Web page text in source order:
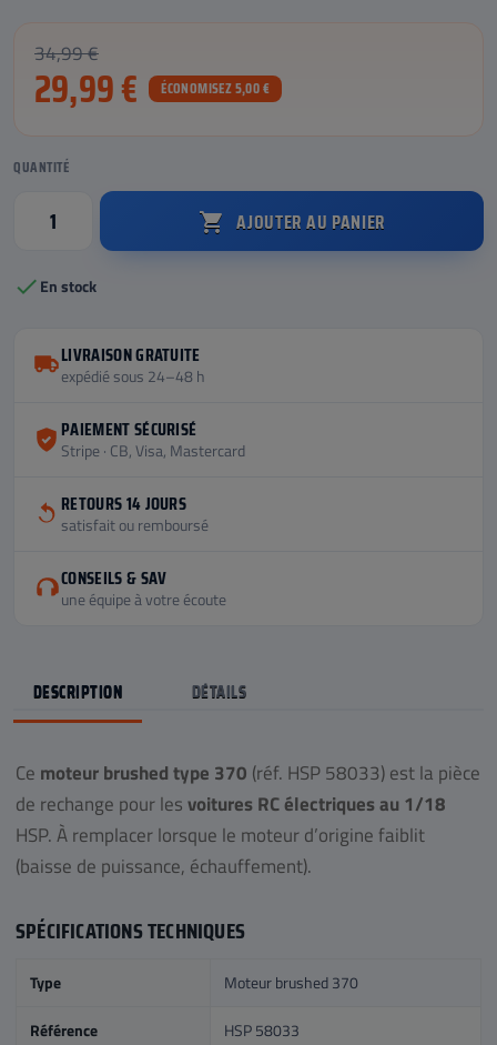
34,99 €
29,99 € ÉCONOMISEZ 5,00 €
QUANTITÉ
 AJOUTER AU PANIER
En stock
LIVRAISON GRATUITE
expédié sous 24–48 h
PAIEMENT SÉCURISÉ
Stripe · CB, Visa, Mastercard
RETOURS 14 JOURS
satisfait ou remboursé
CONSEILS & SAV
une équipe à votre écoute
DESCRIPTION DÉTAILS
Ce moteur brushed type 370 (réf. HSP 58033) est la pièce
de rechange pour les voitures RC électriques au 1/18
HSP. À remplacer lorsque le moteur d’origine faiblit
(baisse de puissance, échauffement).
SPÉCIFICATIONS TECHNIQUES
Type Moteur brushed 370
Référence HSP 58033